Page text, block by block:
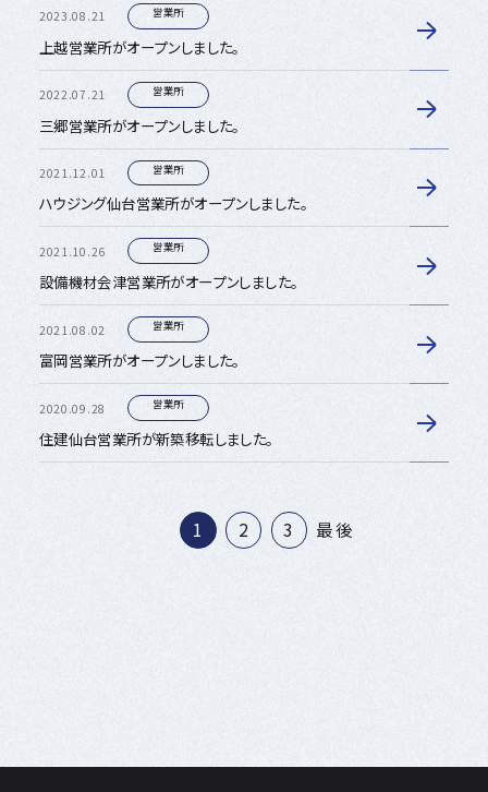
営業所
2023.08.21
上越営業所がオープンしました。
営業所
2022.07.21
三郷営業所がオープンしました。
営業所
2021.12.01
ハウジング仙台営業所がオープンしました。
営業所
2021.10.26
設備機材会津営業所がオープンしました。
営業所
2021.08.02
富岡営業所がオープンしました。
営業所
2020.09.28
住建仙台営業所が新築移転しました。
1 2 3 最後